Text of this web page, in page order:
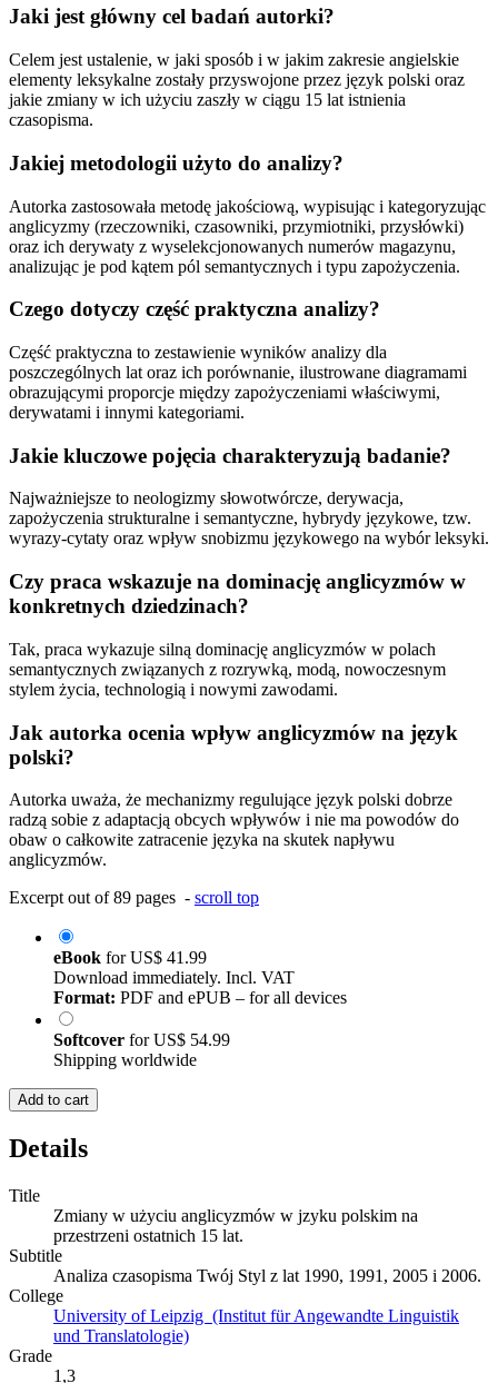
Jaki jest główny cel badań autorki?
Celem jest ustalenie, w jaki sposób i w jakim zakresie angielskie
elementy leksykalne zostały przyswojone przez język polski oraz
jakie zmiany w ich użyciu zaszły w ciągu 15 lat istnienia
czasopisma.
Jakiej metodologii użyto do analizy?
Autorka zastosowała metodę jakościową, wypisując i kategoryzując
anglicyzmy (rzeczowniki, czasowniki, przymiotniki, przysłówki)
oraz ich derywaty z wyselekcjonowanych numerów magazynu,
analizując je pod kątem pól semantycznych i typu zapożyczenia.
Czego dotyczy część praktyczna analizy?
Część praktyczna to zestawienie wyników analizy dla
poszczególnych lat oraz ich porównanie, ilustrowane diagramami
obrazującymi proporcje między zapożyczeniami właściwymi,
derywatami i innymi kategoriami.
Jakie kluczowe pojęcia charakteryzują badanie?
Najważniejsze to neologizmy słowotwórcze, derywacja,
zapożyczenia strukturalne i semantyczne, hybrydy językowe, tzw.
wyrazy-cytaty oraz wpływ snobizmu językowego na wybór leksyki.
Czy praca wskazuje na dominację anglicyzmów w
konkretnych dziedzinach?
Tak, praca wykazuje silną dominację anglicyzmów w polach
semantycznych związanych z rozrywką, modą, nowoczesnym
stylem życia, technologią i nowymi zawodami.
Jak autorka ocenia wpływ anglicyzmów na język
polski?
Autorka uważa, że mechanizmy regulujące język polski dobrze
radzą sobie z adaptacją obcych wpływów i nie ma powodów do
obaw o całkowite zatracenie języka na skutek napływu
anglicyzmów.
Excerpt out of 89 pages - scroll top
eBook forUS$ 41.99
Download immediately. Incl. VAT
Format: PDF and ePUB – for all devices
Softcover forUS$ 54.99
Shipping worldwide
Add to cart
Details
Title
Zmiany w użyciu anglicyzmów w jzyku polskim na
przestrzeni ostatnich 15 lat.
Subtitle
Analiza czasopisma Twój Styl z lat 1990, 1991, 2005 i 2006.
College
University of Leipzig (Institut für Angewandte Linguistik
und Translatologie)
Grade
1,3